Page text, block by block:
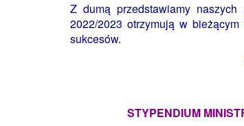
Z dumą przedstawiamy
2022/2023 otrzymują w
sukcesów.
STYPENDIUM